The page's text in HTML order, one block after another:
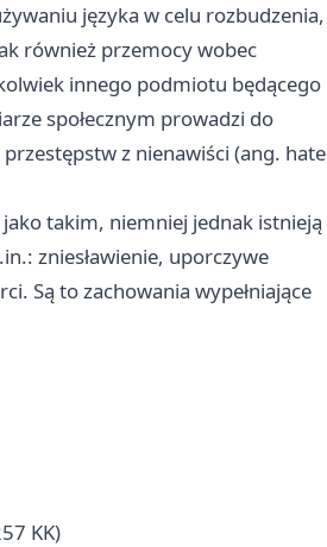
języka w celu rozbudzenia,
również przemocy wobec
innego podmiotu będącego
społecznym prowadzi do
z nienawiści (ang. hate
takim, niemniej jednak istnieją
zniesławienie, uporczywe
Są to zachowania wypełniające
KK)